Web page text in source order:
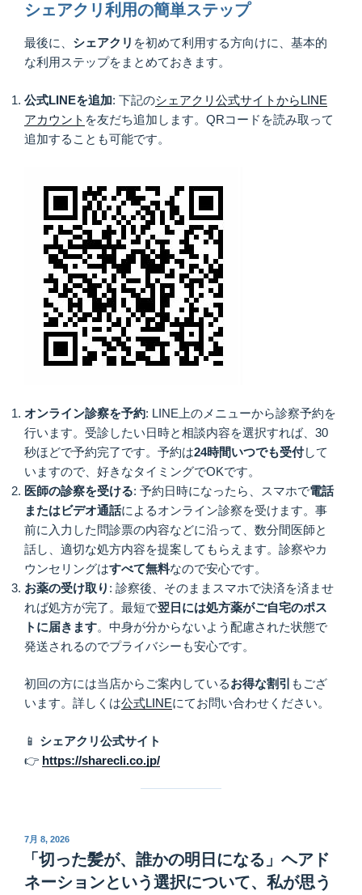
シェアクリ利用の簡単ステップ
最後に、 シェアクリ を初めて利用する方向けに、基本的
な利用ステップをまとめておきます。
公式LINEを追加: 下記のシェアクリ公式サイトからLINE
アカウント を友だち追加します。QRコードを読み取って
追加することも可能です。
オンライン診察を予約: LINE上のメニューから診察予約を
行います。受診したい日時と相談内容を選択すれば、30
秒ほどで予約完了です。予約は24時間いつでも受付して
いますので、好きなタイミングでOKです。
医師の診察を受ける: 予約日時になったら、スマホで電話
またはビデオ通話によるオンライン診察を受けます。事
前に入力した問診票の内容などに沿って、数分間医師と
話し、適切な処方内容を提案してもらえます。診察やカ
ウンセリングはすべて無料なので安心です。
お薬の受け取り : 診察後、そのままスマホで決済を済ませ
れば処方が完了。最短で翌日には処方薬がご自宅のポス
トに届きます。中身が分からないよう配慮された状態で
発送されるのでプライバシーも安心です。
初回の方には当店からご案内しているお得な割引 もござ
います。詳しくは公式LINEにてお問い合わせください。
📱 シェアクリ公式サイト
👉 https://sharecli.co.jp/
投
7月 8, 2026
「切った髪が、誰かの明日になる」ヘアド
ネーションという選択について、私が思う